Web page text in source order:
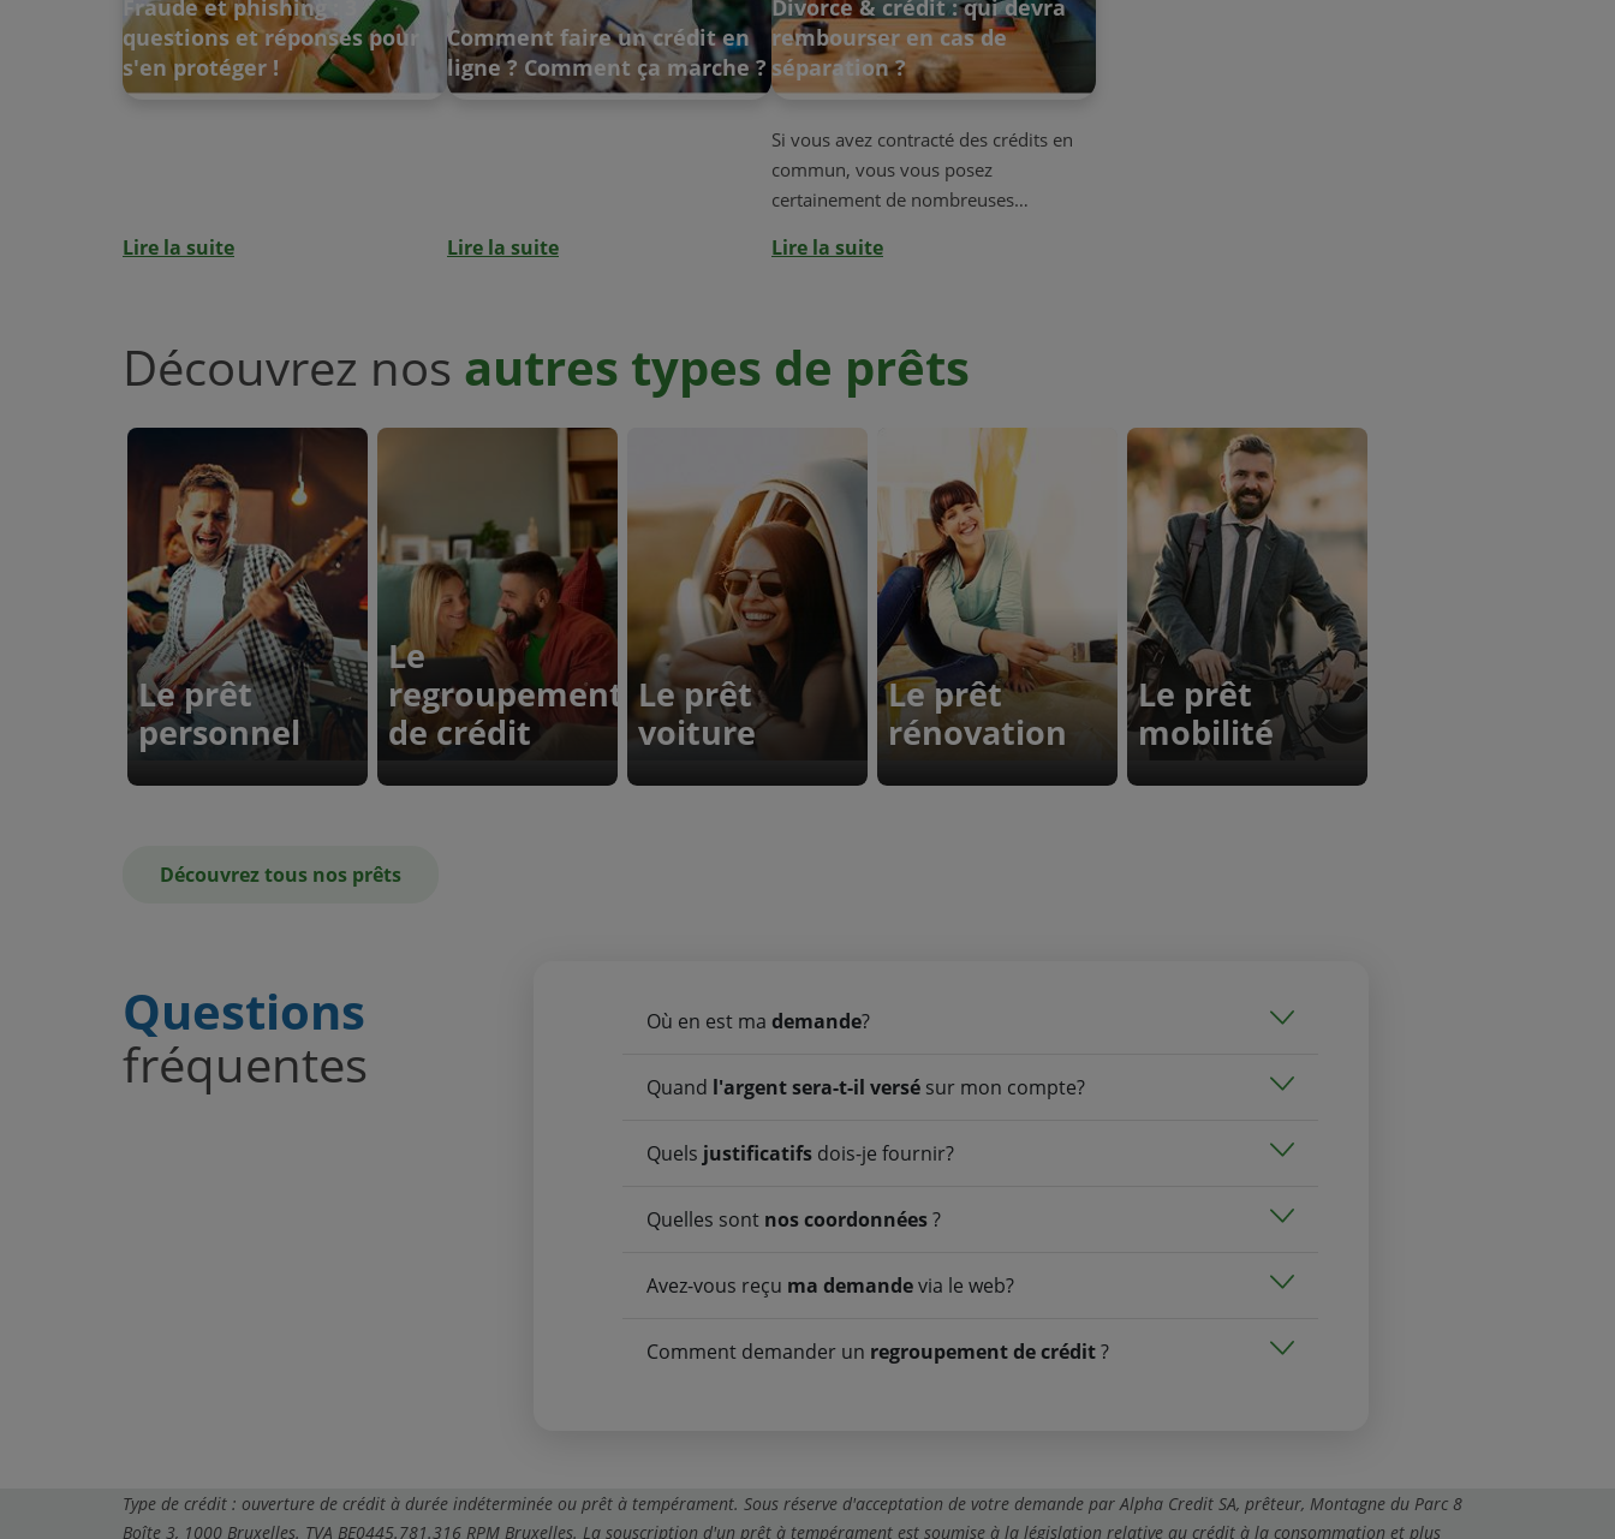
Fraude et phishing : 3
questions et réponses pour
s'en protéger !
Lire la suite
Comment faire un crédit en
ligne ? Comment ça marche ?
Lire la suite
Divorce & crédit : qui devra
rembourser en cas de
séparation ?
Si vous avez contracté des crédits en
commun, vous vous posez
certainement de nombreuses
Lire la suite
Découvrez nos autres types de prêts
Le prêt
personnel
Le
regroupement
de crédit
Le prêt
voiture
Le prêt
rénovation
Le prêt
mobilité
Découvrez tous nos prêts
Questions
fréquentes
Où en est ma demande?
Quand l'argent sera-t-il versé sur mon compte?
Quels justificatifs dois-je fournir?
Quelles sont nos coordonnées?
Avez-vous reçu ma demandevia le web?
Comment demander un regroupement de crédit?
Type de crédit : ouverture de crédit à durée indéterminée ou prêt à tempérament. Sous réserve d'acceptation de votre demande par Alpha Credit SA, prêteur, Montagne du Parc 8
Boîte 3, 1000 Bruxelles. TVA BE0445.781.316 RPM Bruxelles. La souscription d'un prêt à tempérament est soumise à la législation relative au crédit à la consommation et plus